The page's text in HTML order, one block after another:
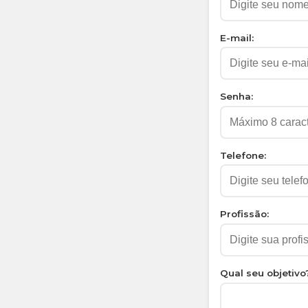
E-mail:
Senha:
Telefone:
Profissão:
Qual seu